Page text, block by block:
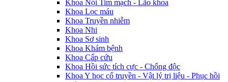
Khoa Nội Tim mạch - Lão khoa
Khoa Lọc máu
Khoa Truyền nhiễm
Khoa Nhi
Khoa Sơ sinh
Khoa Khám bệnh
Khoa Cấp cứu
Khoa Hồi sức tích cực - Chống độc
Khoa Y học cổ truyền - Vật lý trị liệu - Phục hồi